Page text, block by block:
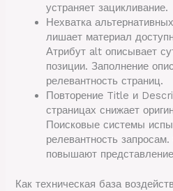
устраняет зацикливание.
Нехватка
лишает материал
Атрибут alt описывает
позиции. Заполнение
релевантность страниц.
Повторение Title и
страницах снижает
Поисковые системы
релевантность
повышают
Как техническая база